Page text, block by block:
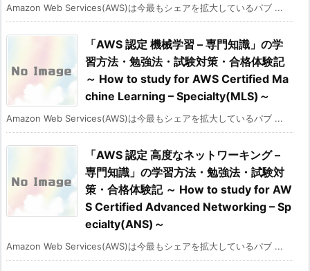
Amazon Web Services(AWS)は今最もシェアを拡大しているパブ ...
「AWS 認定 機械学習 – 専門知識」の学
習方法・勉強法・試験対策・合格体験記
～ How to study for AWS Certified Ma
chine Learning – Specialty(MLS)～
Amazon Web Services(AWS)は今最もシェアを拡大しているパブ ...
「AWS 認定 高度なネットワーキング –
専門知識」の学習方法・勉強法・試験対
策・合格体験記 ～ How to study for AW
S Certified Advanced Networking – Sp
ecialty(ANS)～
Amazon Web Services(AWS)は今最もシェアを拡大しているパブ ...